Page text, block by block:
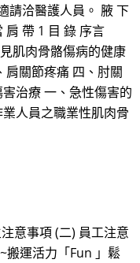
請洽醫護人員。 腋 下
肩 帶 1 目 錄 序言
肌肉骨骼傷病的健康
肩關節疼痛 四、肘關
治療 一、急性傷害的
人員之職業性肌肉骨
意事項 (二) 員工注意
搬運活力「Fun 」鬆